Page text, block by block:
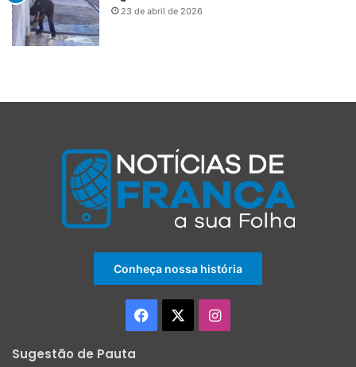
23 de abril de 2026
Conheça nossa história
Facebook Instagram
Sugestão de Pauta